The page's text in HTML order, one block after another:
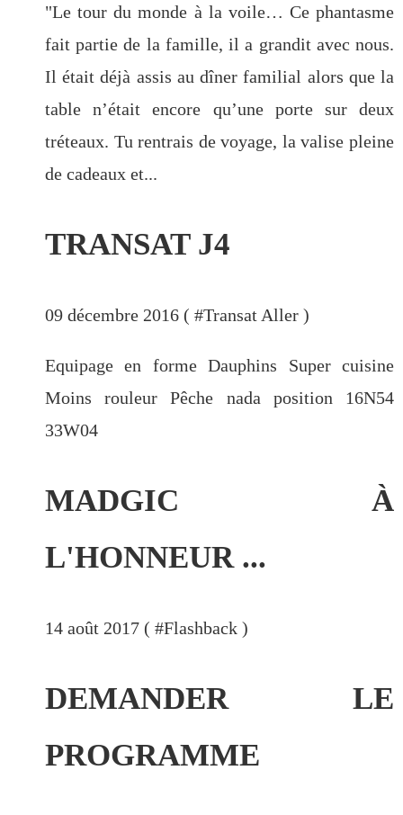
"Le tour du monde à la voile… Ce phantasme
fait partie de la famille, il a grandit avec nous.
Il était déjà assis au dîner familial alors que la
table n’était encore qu’une porte sur deux
tréteaux. Tu rentrais de voyage, la valise pleine
de cadeaux et...
TRANSAT J4
09 décembre 2016 ( #Transat Aller )
Equipage en forme Dauphins Super cuisine
Moins rouleur Pêche nada position 16N54
33W04
MADGIC À
L'HONNEUR ...
14 août 2017 ( #Flashback )
DEMANDER LE
PROGRAMME
Cuba(33)
Guatemala(32)
Cabo Verde(30)
Saison 4(25)
Bélize
Energie (3) : bilan et choix
Energie à bord(1) :autonomie , un
Le Nautitech 40
Nautitech 40 en vadrouille
Préparations/1 : le médical